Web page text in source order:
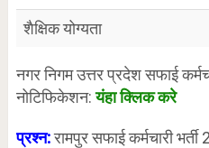
शैक्षिक योग्यता
नगर निगम उत्तर प्रदेश सफाई
नोटिफिकेशन:यंहा क्लिक करे
प्रश्न:रामपुर सफाई कर्मचारी